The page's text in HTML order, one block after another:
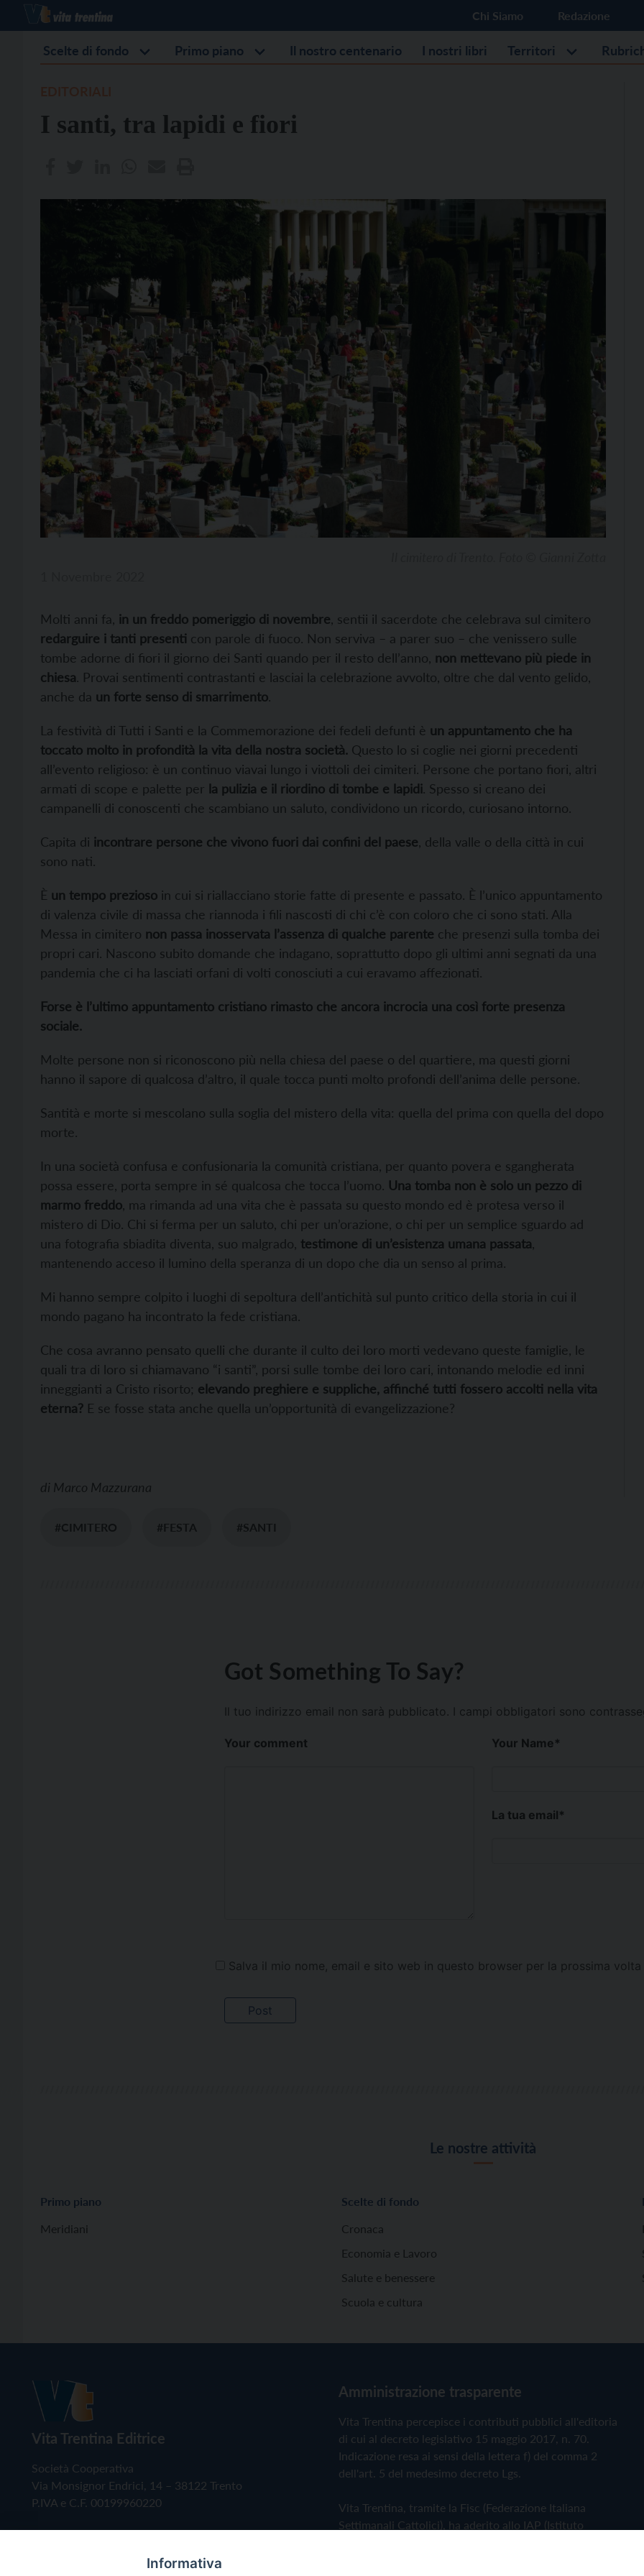
Chi Siamo Redazione
Scelte di fondo Primo piano Il nostro centenario I nostri libri Territori
I santi, tra lapidi e fiori
Molti anni fa, in un freddo pomeriggio di novembre , sentii il sacerdote che celebrava sul cimitero
redarguire i tanti presenti con parole di fuoco. Non serviva – a parer suo – che venissero sulle
tombe adorne di fiori il giorno dei Santi quando per il resto dell’anno, non mettevano più piede in
chiesa. Provai sentimenti contrastanti e lasciai la celebrazione avvolto, oltre che dal vento gelido,
anche da un forte senso di smarrimento.
La festività di Tutti i Santi e la Commemorazione dei fedeli defunti è un appuntamento che ha
toccato molto in profondità la vita della nostra società. Questo lo si coglie nei giorni precedenti
all’evento religioso: è un continuo viavai lungo i viottoli dei cimiteri. Persone che portano fiori, altri
armati di scope e palette per la pulizia e il riordino di tombe e lapidi. Spesso si creano dei
campanelli di conoscenti che scambiano un saluto, condividono un ricordo, curiosano intorno.
Capita di incontrare persone che vivono fuori dai confini del paese , della valle o della città in cui
sono nati.
È un tempo prezioso in cui si riallacciano storie fatte di presente e passato. È l’unico appuntamento
di valenza civile di massa che riannoda i fili nascosti di chi c’è con coloro che ci sono stati. Alla
Messa in cimitero non passa inosservata l’assenza di qualche parente che presenzi sulla tomba dei
propri cari. Nascono subito domande che indagano, soprattutto dopo gli ultimi anni segnati da una
pandemia che ci ha lasciati orfani di volti conosciuti a cui eravamo affezionati.
Forse è l’ultimo appuntamento cristiano rimasto che ancora incrocia una così forte presenza
sociale.
Molte persone non si riconoscono più nella chiesa del paese o del quartiere, ma questi giorni
hanno il sapore di qualcosa d’altro, il quale tocca punti molto profondi dell’anima delle persone.
Santità e morte si mescolano sulla soglia del mistero della vita: quella del prima con quella del dopo
morte.
In una società confusa e confusionaria la comunità cristiana, per quanto povera e sgangherata
possa essere, porta sempre in sé qualcosa che tocca l’uomo. Una tomba non è solo un pezzo di
marmo freddo , ma rimanda ad una vita che è passata su questo mondo ed è protesa verso il
mistero di Dio. Chi si ferma per un saluto, chi per un’orazione, o chi per un semplice sguardo ad
una fotografia sbiadita diventa, suo malgrado, testimone di un’esistenza umana passata
mantenendo acceso il lumino della speranza di un dopo che dia un senso al prima.
Mi hanno sempre colpito i luoghi di sepoltura dell’antichità sul punto critico della storia in cui il
mondo pagano ha incontrato la fede cristiana.
Che cosa avranno pensato quelli che durante il culto dei loro morti vedevano queste famiglie, le
quali tra di loro si chiamavano “i santi”, porsi sulle tombe dei loro cari, intonando melodie ed inni
inneggianti a Cristo risorto; elevando preghiere e suppliche, affinché tutti fossero accolti nella vita
eterna? E se fosse stata anche quella un’opportunità di evangelizzazione?
di Marco Mazzurana
#CIMITERO #FESTA #SANTI
Got Something To Say?
Il tuo indirizzo email non sarà pubblicato. I campi obbligatori sono
Your comment Your Name*
La tua email*
Salva il mio nome, email e sito web in questo browser per la prossima volta
Le nostre attività
Primo piano
Meridiani
Scelte di fondo
Cronaca
Economia e Lavoro
Salute e benessere
Scuola e cultura
Vita Trentina Editrice
Società Cooperativa
Via Monsignor Endrici, 14 – 38122 Trento
P.IVA e C.F. 00199960220
Amministrazione trasparente
Vita Trentina percepisce i contributi pubblici all'editoria
di cui al decreto legislativo 15 maggio 2017, n. 70.
Indicazione resa ai sensi della lettera f) del comma 2
dell'art. 5 del medesimo decreto Lgs.
Vita Trentina, tramite la Fisc (Federazione Italiana
Settimanali Cattolici), ha aderito allo IAP (Istituto
Informativa